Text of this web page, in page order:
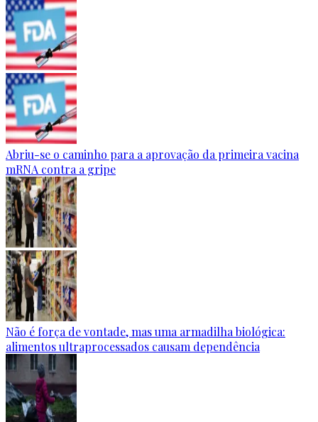
Abriu-se o caminho para a aprovação da primeira vacina
mRNA contra a gripe
Não é força de vontade, mas uma armadilha biológica:
alimentos ultraprocessados causam dependência